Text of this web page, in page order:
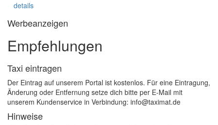
details
Werbeanzeigen
Empfehlungen
Taxi eintragen
Der Eintrag auf unserem Portal ist kostenlos. Für eine Eintragung,
Änderung oder Entfernung setze dich bitte per E-Mail mit
unserem Kundenservice in Verbindung: info@taximat.de
Hinweise